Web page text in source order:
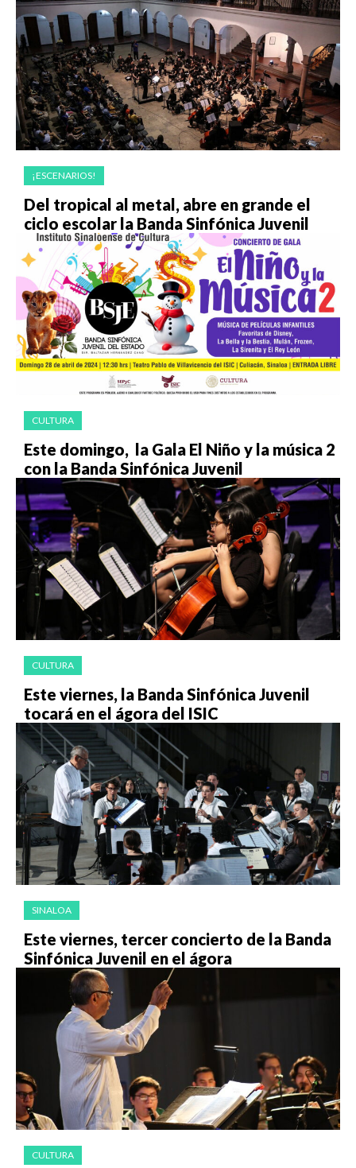
¡ESCENARIOS!
Del tropical al metal, abre en grande el
ciclo escolar la Banda Sinfónica Juvenil
CULTURA
Este domingo, la Gala El Niño y la música 2
con la Banda Sinfónica Juvenil
CULTURA
Este viernes, la Banda Sinfónica Juvenil
tocará en el ágora del ISIC
SINALOA
Este viernes, tercer concierto de la Banda
Sinfónica Juvenil en el ágora
CULTURA